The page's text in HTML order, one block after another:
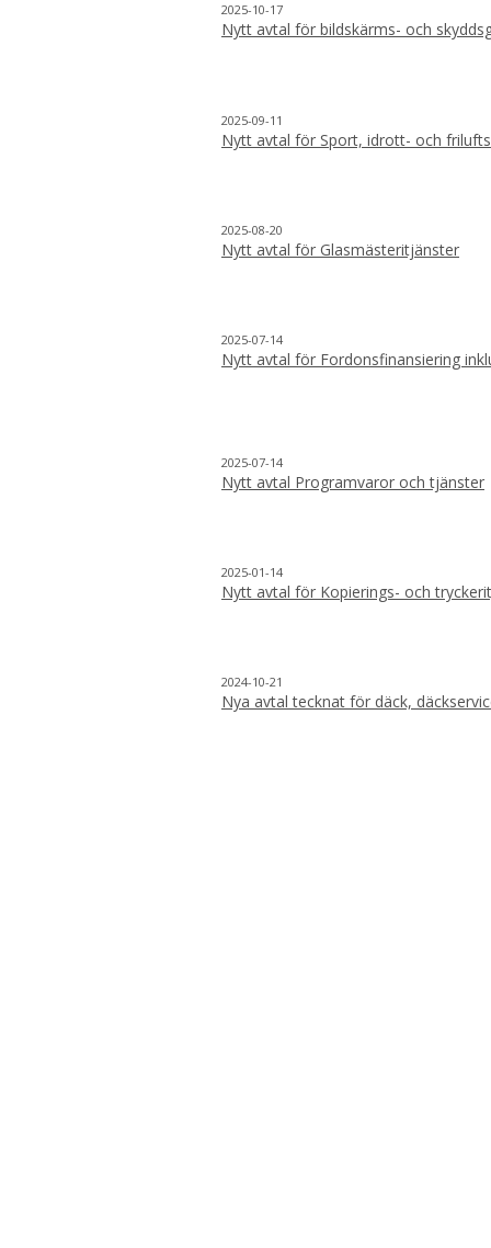
2025-10-17
Nytt avtal för bildskärms- och
2025-09-11
Nytt avtal för Sport, idrott- och
2025-08-20
Nytt avtal för Glasmästeritjänster
2025-07-14
Nytt avtal för Fordonsfinansiering
2025-07-14
Nytt avtal Programvaror och tjänster
2025-01-14
Nytt avtal för Kopierings- och
2024-10-21
Nya avtal tecknat för däck,